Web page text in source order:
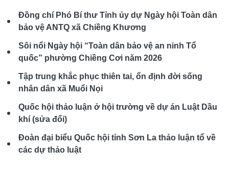
Đồng chí Phó Bí thư Tỉnh ủy dự Ngày hội Toàn dân
bảo vệ ANTQ xã Chiềng Khương
Sôi nổi Ngày hội “Toàn dân bảo vệ an ninh Tổ
quốc” phường Chiềng Cơi năm 2026
Tập trung khắc phục thiên tai, ổn định đời sống
nhân dân xã Muổi Nọi
Quốc hội thảo luận ở hội trường về dự án Luật Dầu
khí (sửa đổi)
Đoàn đại biểu Quốc hội tỉnh Sơn La thảo luận tổ về
các dự thảo luật